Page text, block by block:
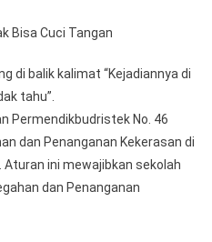
Bisa Cuci Tangan
di balik kalimat “Kejadiannya di
tahu”.
Permendikbudristek No. 46
dan Penanganan Kekerasan di
ini mewajibkan sekolah
dan Penanganan